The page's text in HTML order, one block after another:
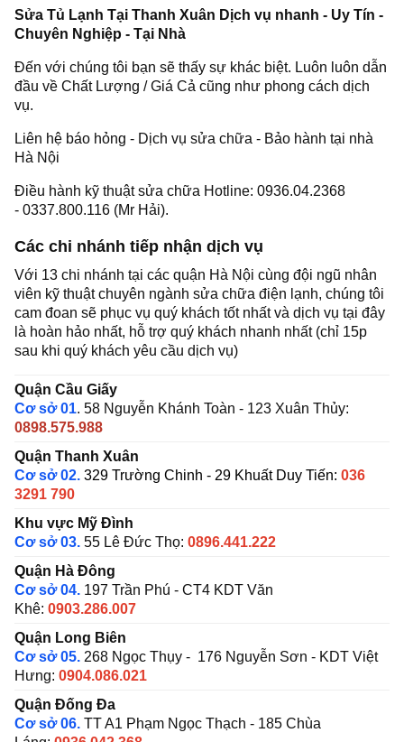
Sửa Tủ Lạnh Tại Thanh Xuân Dịch vụ nhanh - Uy Tín -
Chuyên Nghiệp - Tại Nhà
Đến với chúng tôi bạn sẽ thấy sự khác biệt. Luôn luôn dẫn
đầu về Chất Lượng / Giá Cả cũng như phong cách dịch
vụ.
Liên hệ báo hỏng - Dịch vụ sửa chữa - Bảo hành tại nhà
Hà Nội
Điều hành kỹ thuật sửa chữa Hotline: 0936.04.2368
- 0337.800.116 (Mr Hải).
Các chi nhánh tiếp nhận dịch vụ
Với 13 chi nhánh tại các quận Hà Nội cùng đội ngũ nhân
viên kỹ thuật chuyên ngành sửa chữa điện lạnh, chúng tôi
cam đoan sẽ phục vụ quý khách tốt nhất và dịch vụ tại đây
là hoàn hảo nhất, hỗ trợ quý khách nhanh nhất (chỉ 15p
sau khi quý khách yêu cầu dịch vụ)
Quận Cầu Giấy
Cơ sở 01. 58 Nguyễn Khánh Toàn - 123 Xuân Thủy:
0898.575.988
Quận Thanh Xuân
Cơ sở 02. 329 Trường Chinh - 29 Khuất Duy Tiến: 036
3291 790
Khu vực Mỹ Đình
Cơ sở 03. 55 Lê Đức Thọ: 0896.441.222
Quận Hà Đông
Cơ sở 04. 197 Trần Phú - CT4 KDT Văn
Khê: 0903.286.007
Quận Long Biên
Cơ sở 05. 268 Ngọc Thụy - 176 Nguyễn Sơn - KDT Việt
Hưng: 0904.086.021
Quận Đống Đa
Cơ sở 06. TT A1 Phạm Ngọc Thạch - 185 Chùa